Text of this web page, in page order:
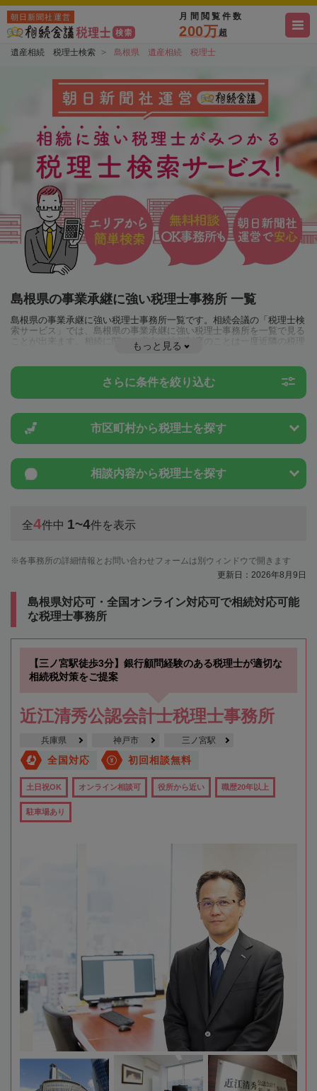
朝日新聞社運営 月間閲覧件数
200万超
遺産相続 税理士検索 島根県 遺産相続 税理士
島根県の事業承継に強い税理士事務所 一覧
島根県の事業承継に強い税理士事務所一覧です。相続会議の「税理士検
索サービス」では、島根県の事業承継に強い税理士事務所を一覧で見る
ことが出来ます。相続に関する税金や特例制度のことは一度近隣の税理
もっと見る
さらに条件を絞り込む
市区町村から税理士を探す
相談内容から税理士を探す
全4件中 1~4件を表示
各事務所の詳細情報とお問い合わせフォームは別ウィンドウで開きます
更新日：2026年8月9日
島根県対応可・全国オンライン対応可で相続対応可能
な税理士事務所
【三ノ宮駅徒歩3分】銀行顧問経験のある税理士が適切な
相続税対策をご提案
近江清秀公認会計士税理士事務所
兵庫県 神戸市 三ノ宮駅
全国対応 初回相談無料
土日祝OK オンライン相談可 役所から近い 職歴20年以上
駐車場あり